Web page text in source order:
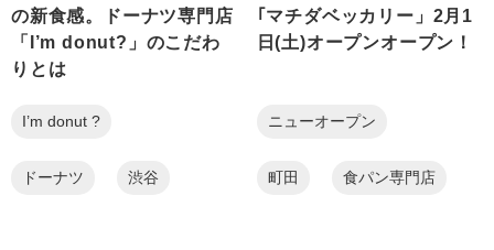
の新食感。ドーナツ専門店
「I’m donut?」のこだわ
りとは
I’m donut ?
ドーナツ 渋谷
｢マチダベッカリー」2月1
日(土)オープンオープン！
ニューオープン
町田 食パン専門店